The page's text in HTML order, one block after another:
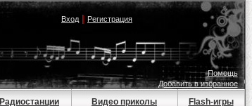
Вход| Регистрация
Помощь
Добавить в избранное
Радиостанции Видео приколы Flash-игры